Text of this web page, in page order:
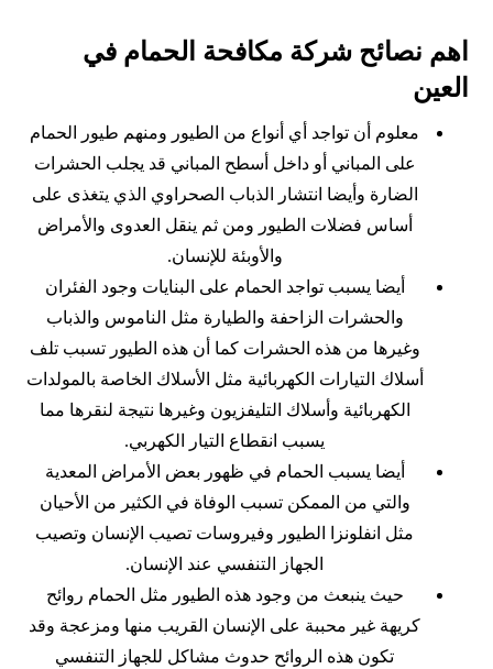
اهم نصائح شركة مكافحة الحمام في
العين
معلوم أن تواجد أي أنواع من الطيور ومنهم طيور الحمام
على المباني أو داخل أسطح المباني قد يجلب الحشرات
الضارة وأيضا انتشار الذباب الصحراوي الذي يتغذى على
أساس فضلات الطيور ومن ثم ينقل العدوى والأمراض
والأوبئة للإنسان.
أيضا يسبب تواجد الحمام على البنايات وجود الفئران
والحشرات الزاحفة والطيارة مثل الناموس والذباب
وغيرها من هذه الحشرات كما أن هذه الطيور تسبب تلف
أسلاك التيارات الكهربائية مثل الأسلاك الخاصة بالمولدات
الكهربائية وأسلاك التليفزيون وغيرها نتيجة لنقرها مما
يسبب انقطاع التيار الكهربي.
أيضا يسبب الحمام في ظهور بعض الأمراض المعدية
والتي من الممكن تسبب الوفاة في الكثير من الأحيان
مثل انفلونزا الطيور وفيروسات تصيب الإنسان وتصيب
الجهاز التنفسي عند الإنسان.
حيث ينبعث من وجود هذه الطيور مثل الحمام روائح
كريهة غير محببة على الإنسان القريب منها ومزعجة وقد
تكون هذه الروائح حدوث مشاكل للجهاز التنفسي